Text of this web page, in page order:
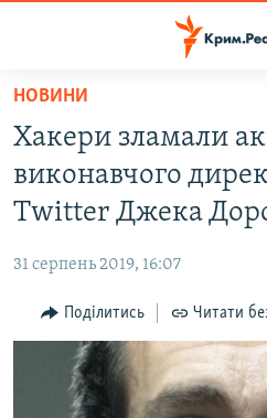
Перейти
основного
матеріалу
Перейти
до
основної
навігації
Перейти
до
ВОДА.КРИМ
ВІДЕО ТА ФОТО
БЛОГИ
ПОГЛЯД
ІНТЕРВ'Ю
ВСЕ ЗА ДЕНЬ
НОВИНИ
Хакери зламали
виконавчого
Twitter Джека
31 серпень 2019, 16:07
Поділитись Читати